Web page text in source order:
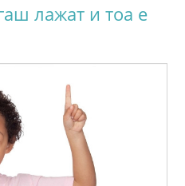
лажат и тоа е